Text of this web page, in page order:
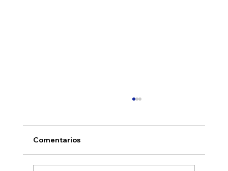
Comentarios